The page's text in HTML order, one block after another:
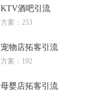
KTV酒吧引流
方案：253
宠物店拓客引流
方案：192
母婴店拓客引流